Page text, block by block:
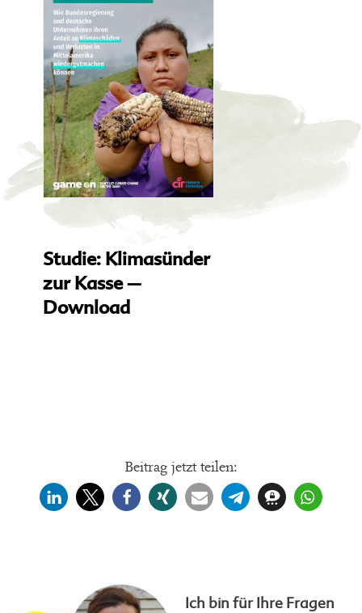
Studie: Klimasünder
zur Kasse –
Download
Beitrag jetzt teilen:
Ich bin für Ihre Fragen